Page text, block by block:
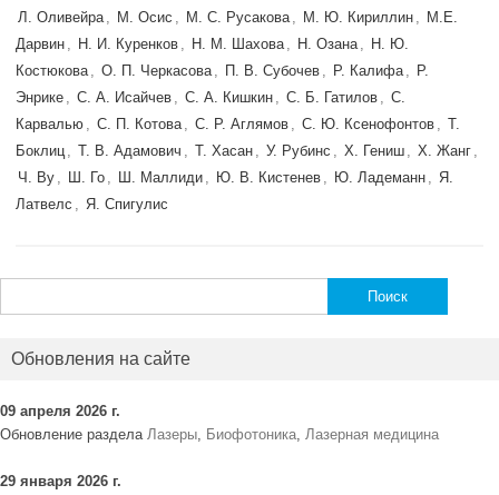
Л. Оливейра , М. Осис , М. С. Русакова , М. Ю. Кириллин , М.Е.
Дарвин , Н. И. Куренков , Н. М. Шахова , Н. Озана , Н. Ю.
Костюкова , О. П. Черкасова , П. В. Субочев , Р. Калифа , Р.
Энрике , С. А. Исайчев , С. А. Кишкин , С. Б. Гатилов , С.
Карвалью , С. П. Котова , С. Р. Аглямов , С. Ю. Ксенофонтов , Т.
Боклиц , Т. В. Адамович , Т. Хасан , У. Рубинс , Х. Гениш , Х. Жанг ,
Ч. Ву , Ш. Го , Ш. Маллиди , Ю. В. Кистенев , Ю. Ладеманн , Я.
Латвелс , Я. Спигулис
Обновления на сайте
09 апреля 2026 г.
Обновление раздела Лазеры, Биофотоника, Лазерная медицина
29 января 2026 г.